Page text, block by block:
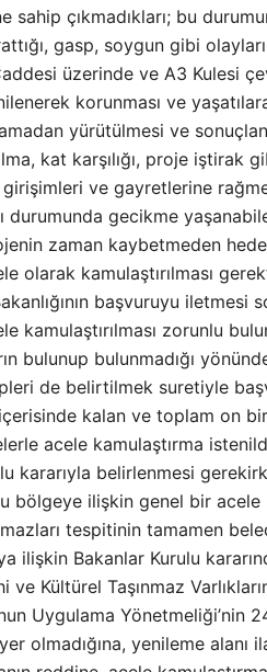
sahip çıkmadıkları; bu
gasp, soygun gibi
üzerinde ve A3 Kulesi
korunması ve
yürütülmesi ve
kat karşılığı, proje iştirak
ve gayretlerine
durumunda gecikme
zaman kaybetmeden
olarak kamulaştırılması
başvuruyu iletmesi
kamulaştırılması zorunlu
bulunup bulunmadığı
de belirtilmek suretiyle
içerisinde kalan ve toplam on
acele kamulaştırma
kararıyla belirlenmesi
bölgeye ilişkin genel bir
tespitinin tamamen
ilişkin Bakanlar Kurulu
Kültürel Taşınmaz
Uygulama Yönetmeliği’nin
olmadığına, yenileme alanı